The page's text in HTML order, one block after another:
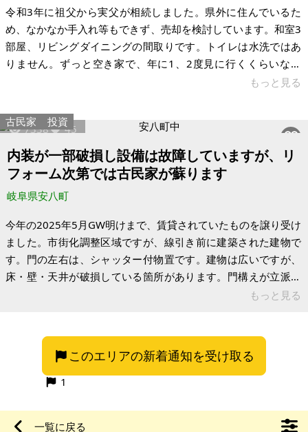
令和3年に祖父から実父が相続しました。県外に住んでいるた
め、なかなか手入れ等もできず、売却を検討しています。和室3
部屋、リビングダイニングの間取りです。トイレは水洗ではあ
りません。ずっと空き家で、年に1、2度見に行くくらいなの
します。物件は山の麓ですが、養老ICから15分程度のため、県
外からもアクセスしやすいです。 【物件概要】※古屋付土地
（現状渡し）となります 場所：岐阜県海津市南濃町 土地：
416.08㎡ 宅地 建物：91.26㎡ 居宅 構造：積水ハウスの軽量
鉄骨、平屋
もっと見る
7338 45
古民家 投資
内装が一部破損し設備は故障していますが、リ
フォーム次第では古民家が蘇ります
岐阜県安八町
今年の2025年5月GW明けまで、賃貸されていたものを譲り受け
ました。市街化調整区域ですが、線引き前に建築された建物で
す。門の左右は、シャッター付物置です。建物は広いですが、
床・壁・天井が破損している箇所があります。門構えが立派で
ません。リフォームしないと居住は難しい分、価格は相談に応
土地：357.02㎡ 宅地 建物：母屋155.20㎡、物置2棟 構
もっと見る
このエリアの新着通知を受け取る
1
一覧に戻る